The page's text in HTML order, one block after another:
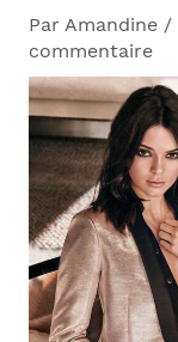
Par Amandine /
commentaire